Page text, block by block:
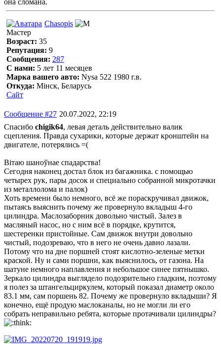
Chasopis
Мастер
Возраст: 35
Репутация: 9
Сообщения: 287
С нами: 5 лет 11 месяцев
Марка вашего авто: Nysa 522 1980 г.в.
Откуда: Мінск, Беларусь
Сайт
Сообщение #27 20.07.2022, 22:19
Спасибо chigik64, левая деталь действительно валик
сцепления. Правда сухарики, которые держат кронштейн на
двигателе, потерялись =(
Вітаю шаноўнае спадарства!
Сегодня наконец достал блок из багажника. с помощью
четырех рук, пары досок и специально собранной микротачки
из металлолома и палок)
Хоть времени было немного, всё же пораскручивал движок,
пытаясь выяснить почему же провернуло вкладыш 4-го
цилиндра. Маслозаборник довольно чистый. Залез в
масляный насос, но с ним всё в порядке, крутится,
шестеренки пристойные. Сам движок внутри довольно
чистый, подозреваю, что в него не очень давно лазали.
Потому что на дне поршней стоят кислотно-зеленые метки
краской. Ну и сами поршни, как выяснилось, от газона. На
шатуне немного наплавления и небольшое синее пятнышко.
Зеркало цилиндра выглядело подозрительно гладким, поэтому
я полез за штангельциркулем, который показал диаметр около
83.1 мм, сам поршень 82. Почему же провернуло вкладыши? Я
конечно, ещё продую маслоканалы, но не могли ли его
собрать неправильно ребята, которые протачивали цилиндры?